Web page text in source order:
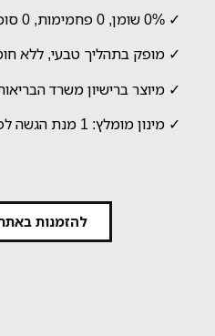
✓ 0% שומן, 0 פחמימות, 0 סוכרים
✓ מופק בתהליך טבעי, ללא
✓ מיוצר ברישיון משרד
✓ מינון מומלץ: 1 מנת הגשה לפני האימון
להזמנות